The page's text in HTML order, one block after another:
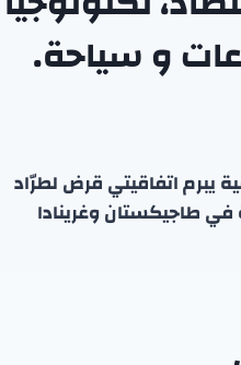
توسياحة.
يبرم اتفاقيتي قرض لطرّاد
في طاجيكستان وغرينادا